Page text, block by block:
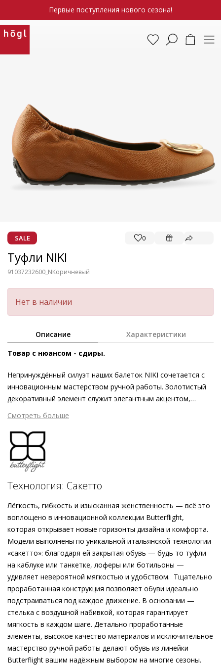
Первые поступления нового сезона!
SALE 0
Туфли NIKI
91037232600_NКоричневый
Нет в наличии
Описание Характеристики
Товар с нюансом - сдиры.
Непринуждённый силуэт наших балеток NIKI сочетается с
инновационным мастерством ручной работы. Золотистый
декоративный элемент служит элегантным акцентом,
скрытая танкетка визуально удлиняет ногу. Будучи частью
коллекции Högl Butterflight, модель также задаёт новые
стандарты комфорта. Благодаря инновационной технике
«сакетто» на свет появилась лёгкая, словно пёрышко,
обувь, которая мягко принимает форму стопы и
обеспечивает невероятный уровень комфорта.
Чрезвычайно лёгкая и гибкая конструкция без
воздушной стелькой заботятся о безупречной посадке и
первоклассном комфорте. Как истинная инвестиция,
балетки в коньячном оттенке станут надёжным спутником
вашей повседневности.
Смотреть больше
Технология: Сакетто
Лёгкость, гибкость и изысканная женственность — всё это
воплощено в инновационной коллекции Butterflight,
которая открывает новые горизонты дизайна и комфорта.
Модели выполнены по уникальной итальянской технологии
«сакетто»: благодаря ей закрытая обувь — будь то туфли
на каблуке или танкетке, лоферы или ботильоны —
удивляет невероятной мягкостью и удобством. Тщательно
проработанная конструкция позволяет обуви идеально
подстраиваться под каждое движение. В основании —
стелька с воздушной набивкой, которая гарантирует
мягкость в каждом шаге. Детально проработанные
элементы, высокое качество материалов и исключительное
мастерство ручной работы делают обувь из линейки
Butterflight вашим надёжным выбором на многие сезоны.